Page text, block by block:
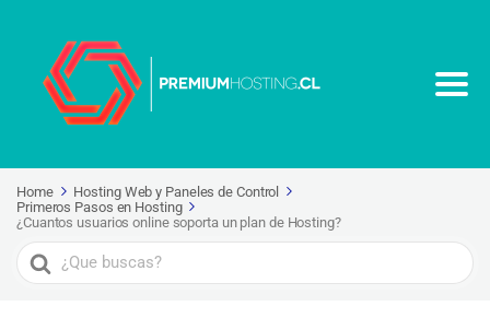
Home
Hosting Web y Paneles de Control
Primeros Pasos en Hosting
¿Cuantos usuarios online soporta un plan de Hosting?
Search
For